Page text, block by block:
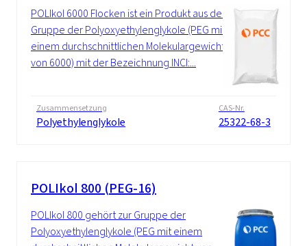
POLIkol 6000 Flocken ist ein Produkt aus der
Gruppe der Polyoxyethylenglykole (PEG mit
einem durchschnittlichen Molekulargewicht
von 6000) mit der Bezeichnung INCI:...
Zusammensetzung
Polyethylenglykole
CAS-Nr.
25322-68-3
POLIkol 800 (PEG-16)
POLIkol 800 gehört zur Gruppe der
Polyoxyethylenglykole (PEG mit einem